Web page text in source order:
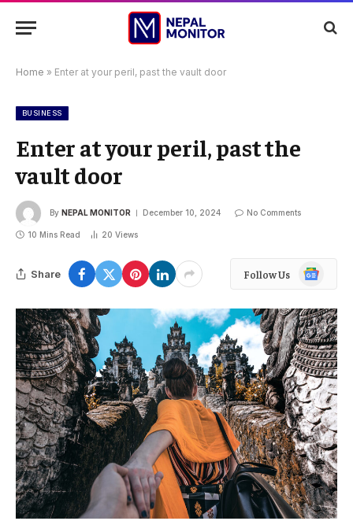
Home » Enter at your peril, past the vault door
BUSINESS
Enter at your peril, past the
vault door
By NEPAL MONITOR December 10, 2024 No Comments
10 Mins Read 20 Views
Share Follow Us
Google
News